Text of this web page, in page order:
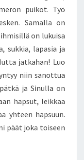
puikot. Työ
Samalla on
on lukuisa
sukkia, lapasia ja
jatkahan! Luo
niin sanottua
ja Sinulla on
hapsut, leikkaa
yhteen hapsuun.
päät joka toiseen